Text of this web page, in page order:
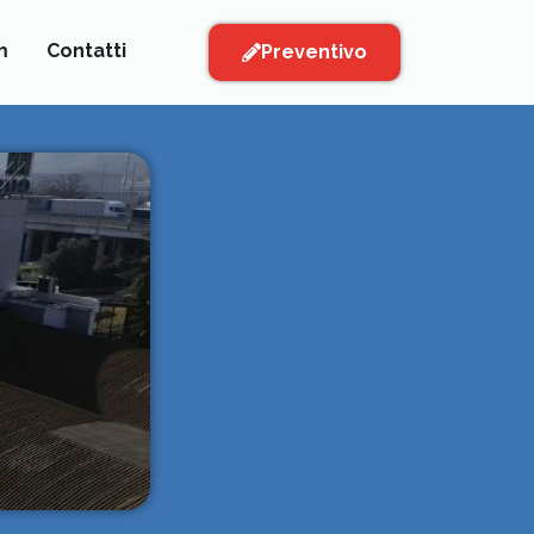
Contatti Preventivo